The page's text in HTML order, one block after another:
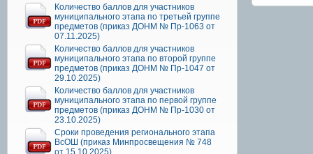
Количество баллов для участников
муниципального этапа по третьей группе
предметов (приказ ДОНМ № Пр-1063 от
07.11.2025)
Количество баллов для участников
муниципального этапа по второй группе
предметов (приказ ДОНМ № Пр-1047 от
29.10.2025)
Количество баллов для участников
муниципального этапа по первой группе
предметов (приказ ДОНМ № Пр-1030 от
23.10.2025)
Сроки проведения регионального этапа
ВсОШ (приказ Минпросвещения № 748
от 15.10.2025)